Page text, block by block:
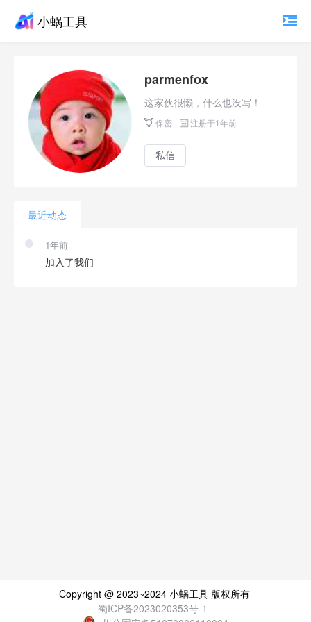
小蜗工具
parmenfox
这家伙很懒，什么也没写！
保密 注册于1年前
私信
最近动态
1年前
加入了我们
Copyright @ 2023~2024 小蜗工具 版权所有
蜀ICP备2023020353号-1